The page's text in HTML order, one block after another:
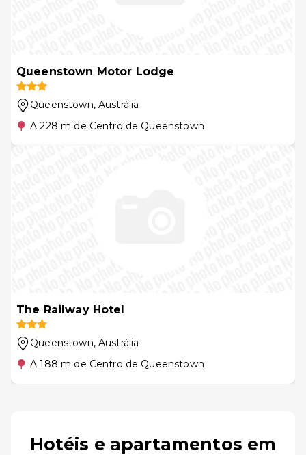
Queenstown Motor Lodge
Queenstown, Austrália
A 228 m de Centro de Queenstown
The Railway Hotel
Queenstown, Austrália
A 188 m de Centro de Queenstown
Hotéis e apartamentos em